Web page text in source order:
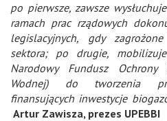
po pierwsze, zawsze
ramach prac rządowych
legislacyjnych, gdy
sektora; po drugie,
Narodowy Fundusz
Wodnej) do tworzenia
finansujących inwestycje
Artur Zawisza, prezes UPEBBI